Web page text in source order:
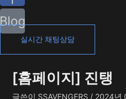
Blog
실시간 채팅상담
[홈페이지] 진탱
글쓴이 SSAVENGERS / 2024년